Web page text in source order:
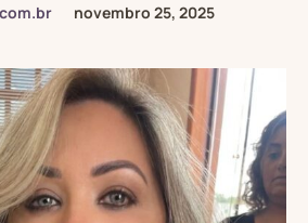
novembro 25, 2025